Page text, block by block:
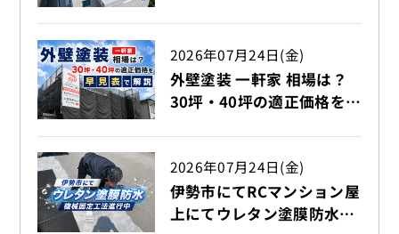
2026年07月24日(金)
外壁塗装 一軒家 相場は？
30坪・40坪の適正価格を早
2026年07月24日(金)
伊勢市にてRCマンション屋
上にてウレタン塗膜防水機